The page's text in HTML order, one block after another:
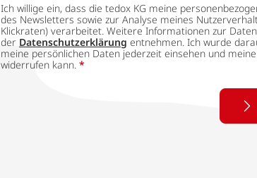
Ich willige ein, dass die tedox KG meine
des Newsletters sowie zur Analyse meines
Klickraten) verarbeitet. Weitere Informationen zur
der Datenschutzerklärung entnehmen. Ich wurde
meine persönlichen Daten jederzeit einsehen und
widerrufen kann. *